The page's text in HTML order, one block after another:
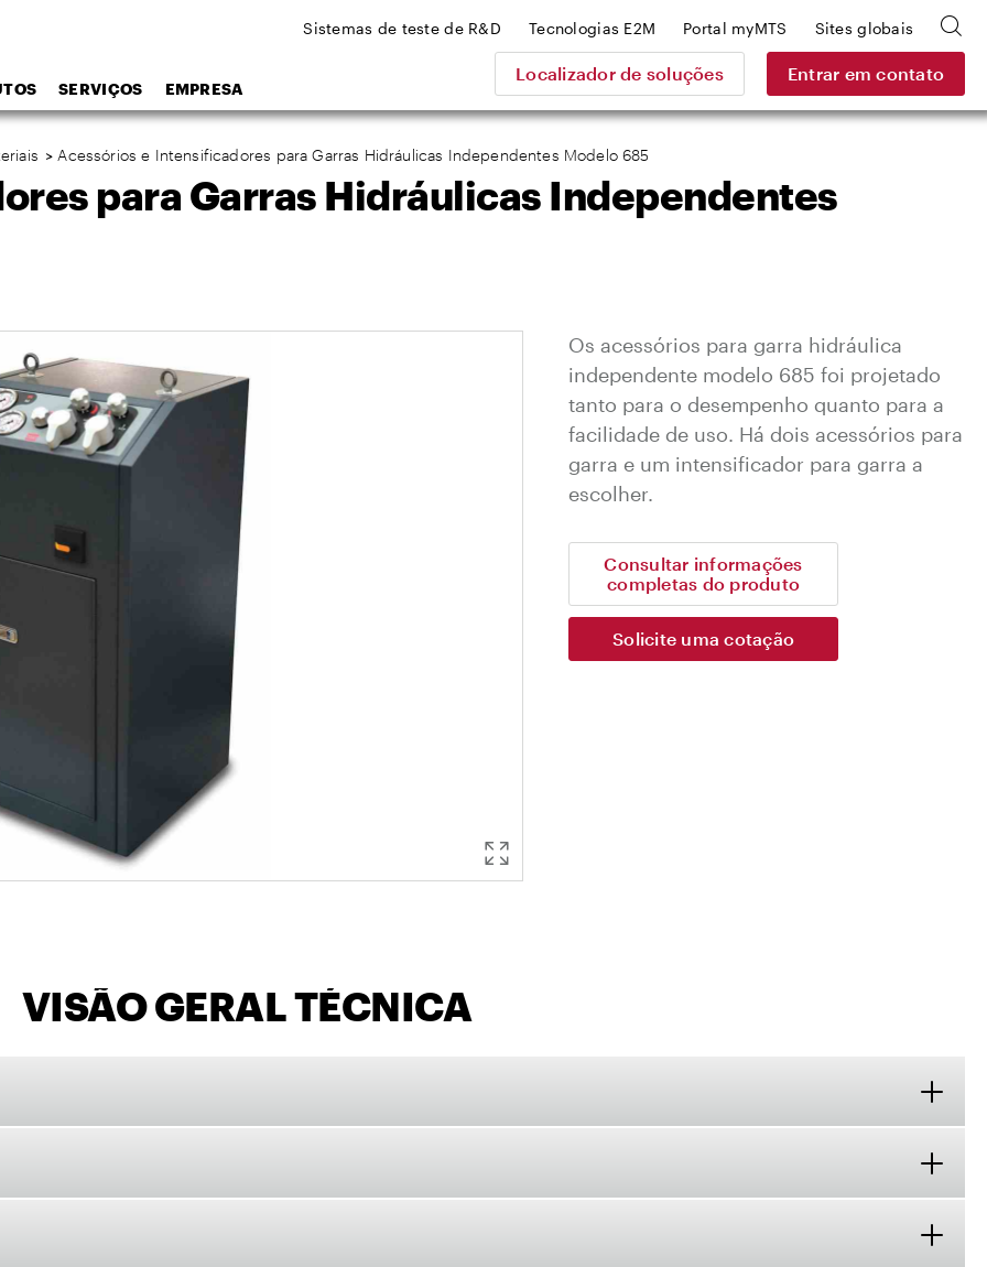
SERVIÇOS EMPRESA
Localizador de soluções Entrar em contato
Sistemas de teste de R&D Tecnologias E2M Portal myMTS Sites globais
> Acessórios e Intensificadores para Garras Hidráulicas Independentes Modelo 685
para Garras Hidráulicas Independentes
Os acessórios para garra hidráulica
independente modelo 685 foi projetado
tanto para o desempenho quanto para a
facilidade de uso. Há dois acessórios para
garra e um intensificador para garra a
escolher.
Consultar informações
completas do produto
Solicite uma cotação
VISÃO GERAL TÉCNICA